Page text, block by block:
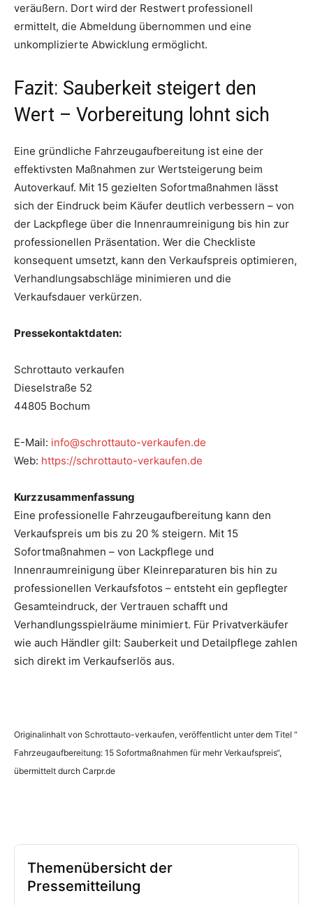
veräußern. Dort wird der Restwert professionell
ermittelt, die Abmeldung übernommen und eine
unkomplizierte Abwicklung ermöglicht.
Fazit: Sauberkeit steigert den
Wert – Vorbereitung lohnt sich
Eine gründliche Fahrzeugaufbereitung ist eine der
effektivsten Maßnahmen zur Wertsteigerung beim
Autoverkauf. Mit 15 gezielten Sofortmaßnahmen lässt
sich der Eindruck beim Käufer deutlich verbessern – von
der Lackpflege über die Innenraumreinigung bis hin zur
professionellen Präsentation. Wer die Checkliste
konsequent umsetzt, kann den Verkaufspreis optimieren,
Verhandlungsabschläge minimieren und die
Verkaufsdauer verkürzen.
Pressekontaktdaten:
Schrottauto verkaufen
Dieselstraße 52
44805 Bochum
E-Mail: info@schrottauto-verkaufen.de
Web: https://schrottauto-verkaufen.de
Kurzzusammenfassung
Eine professionelle Fahrzeugaufbereitung kann den
Verkaufspreis um bis zu 20 % steigern. Mit 15
Sofortmaßnahmen – von Lackpflege und
Innenraumreinigung über Kleinreparaturen bis hin zu
professionellen Verkaufsfotos – entsteht ein gepflegter
Gesamteindruck, der Vertrauen schafft und
Verhandlungsspielräume minimiert. Für Privatverkäufer
wie auch Händler gilt: Sauberkeit und Detailpflege zahlen
sich direkt im Verkaufserlös aus.
Originalinhalt von Schrottauto-verkaufen, veröffentlicht unter dem Titel “
Fahrzeugaufbereitung: 15 Sofortmaßnahmen für mehr Verkaufspreis“,
übermittelt durch Carpr.de
Themenübersicht der
Pressemitteilung